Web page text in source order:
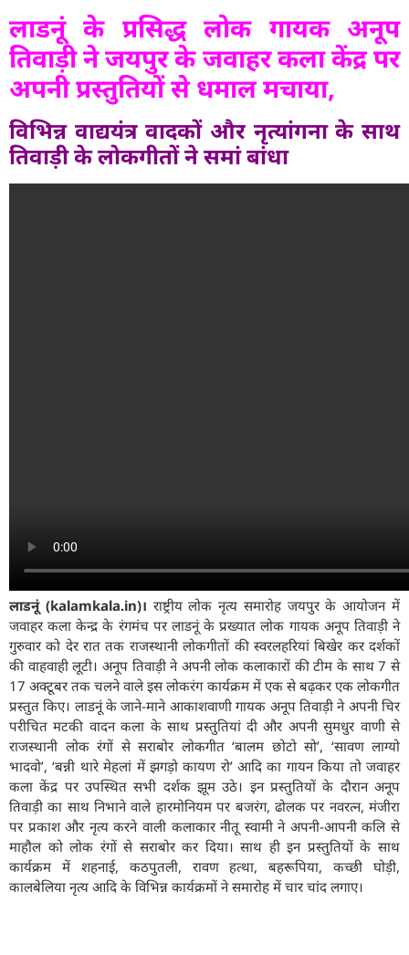
लाडनूं के प्रसिद्ध लोक गायक अनूप
तिवाड़ी ने जयपुर के जवाहर कला केंद्र पर
अपनी प्रस्तुतियों से धमाल मचाया,
विभिन्न वाद्ययंत्र वादकों और नृत्यांगना के साथ
तिवाड़ी के लोकगीतों ने समां बांधा
लाडनूं (kalamkala.in)। राष्ट्रीय लोक नृत्य समारोह जयपुर के आयोजन में
जवाहर कला केन्द्र के रंगमंच पर लाडनूं के प्रख्यात लोक गायक अनूप तिवाड़ी ने
गुरुवार को देर रात तक राजस्थानी लोकगीतों की स्वरलहरियां बिखेर कर दर्शकों
की वाहवाही लूटी। अनूप तिवाड़ी ने अपनी लोक कलाकारों की टीम के साथ 7 से
17 अक्टूबर तक चलने वाले इस लोकरंग कार्यक्रम में एक से बढ़कर एक लोकगीत
प्रस्तुत किए। लाडनूं के जाने-माने आकाशवाणी गायक अनूप तिवाड़ी ने अपनी चिर
परीचित मटकी वादन कला के साथ प्रस्तुतियां दी और अपनी सुमधुर वाणी से
राजस्थानी लोक रंगों से सराबोर लोकगीत ‘बालम छोटो सो’, ‘सावण लाग्यो
भादवो’, ‘बन्नी थारे मेहलां में झगड़ो कायण रो’ आदि का गायन किया तो जवाहर
कला केंद्र पर उपस्थित सभी दर्शक झूम उठे। इन प्रस्तुतियों के दौरान अनूप
तिवाड़ी का साथ निभाने वाले हारमोनियम पर बजरंग, ढोलक पर नवरत्न, मंजीरा
पर प्रकाश और नृत्य करने वाली कलाकार नीतू स्वामी ने अपनी-आपनी कलि से
माहौल को लोक रंगों से सराबोर कर दिया। साथ ही इन प्रस्तुतियों के साथ
कार्यक्रम में शहनाई, कठपुतली, रावण हत्था, बहरूपिया, कच्छी घोड़ी,
कालबेलिया नृत्य आदि के विभिन्न कार्यक्रमों ने समारोह में चार चांद लगाए।